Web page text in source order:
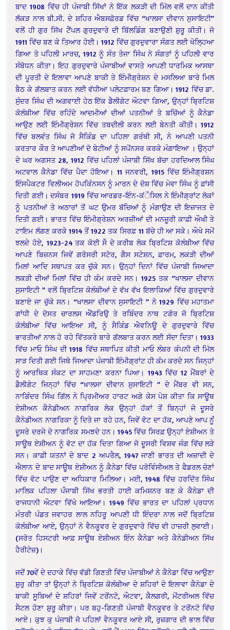
ਬਾਦ 1908 ਵਿੱਚ ਹੀ ਪੰਜਾਬੀ ਸਿੱਖਾਂ ਨੇ ਇੱਕ ਲਕੜੀ ਦੀ ਮਿੱਲ ਵਲੋਂ ਦਾਨ ਕੀਤੀ
ਲੱਕੜ ਨਾਲ ਬੀ.ਸੀ. ਦੇ ਸ਼ਹਿਰ ਐਬਸਫ਼ੋਰਡ ਵਿੱਚ “ਖਾਲਸਾ ਦੀਵਾਨ ਸੁਸਾਇਟੀ”
ਵਲੋਂ ਹੀ ਗੁਰ ਸਿੱਖ ਟੈਂਪਲ ਗੁਰਦੁਵਾਰੇ ਦੀ ਬਿੱਲਡਿੰਗ ਬਣਾਉਣੀ ਸ਼ੁਰੂ ਕੀਤੀ। ਜੋ
1911 ਵਿੱਚ ਬਣ ਕੇ ਤਿਆਰ ਹੋਈ। 1912 ਵਿੱਚ ਗੁਰਦੁਵਾਰਾ ਸੰਗਤ ਲਈ ਖੋਲ੍ਹਿਆ
ਗਿਆ ਤੇ ਪਹਿਲੀ ਮਾਰਚ, 1912 ਨੂੰ ਸੰਤ ਤੇਜਾ ਸਿੰਘ ਨੇ ਸੰਗਤਾਂ ਨੂੰ ਪਹਿਲੀ ਵਾਰ
ਸੰਬੋਧਨ ਕੀਤਾ। ਇਹ ਗੁਰਦੁਵਾਰੇ ਪੰਜਾਬੀਆਂ ਵਾਸਤੇ ਆਪਣੀ ਧਾਰਮਿਕ ਆਸਥਾ
ਦੀ ਪੂਰਤੀ ਦੇ ਇਲਾਵਾ ਆਪਣੇ ਬਾਕੀ ਤੇ ਇੰਮੀਗ੍ਰੇਸ਼ਨ ਦੇ ਮਸਲਿਆ ਬਾਰੇ ਮਿਲ
ਬੈਠ ਕੇ ਗੱਲਬਾਤ ਕਰਨ ਲਈ ਵੱਧੀਆ ਪਲੇਟਫ਼ਾਰਮ ਬਣ ਗਿਆ। 1912 ਵਿੱਚ ਡਾ.
ਸੁੰਦਰ ਸਿੰਘ ਦੀ ਅਗਵਾਈ ਹੇਠ ਇੱਕ ਡੈਲੀਗੇਟ ਔਟਵਾ ਗਿਆ, ਉਨ੍ਹਾਂ ਬ੍ਰਿਟਿਸ਼
ਕੋਲੰਬੀਆ ਵਿੱਚ ਰਹਿੰਦੇ ਆਦਮੀਆਂ ਦੀਆਂ ਪਤਨੀਆਂ ਤੇ ਬਚਿੱਆਂ ਨੂੰ ਕੈਨੇਡਾ
ਆਉਣ ਲਈ ਇੰਮੀਗ੍ਰੇਸ਼ਨ ਵਿੱਚ ਤਬਦੀਲੀ ਕਰਨ ਲਈ ਬੇਨਤੀ ਕੀਤੀ। 1912
ਵਿੱਚ ਬਲਵੰਤ ਸਿੰਘ ਜੋ ਸੈਕਿੰਡ ਦਾ ਪਹਿਲਾ ਗਰੰਥੀ ਸੀ, ਨੇ ਆਪਣੀ ਪਤਨੀ
ਕਰਤਾਰ ਕੌਰ ਤੇ ਆਪਣੀਆਂ ਦੋ ਬੇਟੀਆਂ ਨੂੰ ਸਪੋਂਨਸਰ ਕਰਕੇ ਮੰਗਾਇਆ । ਉਨ੍ਹਾਂ
ਦੇ ਘਰ ਅਗਸਤ 28, 1912 ਵਿੱਚ ਪਹਿਲਾਂ ਪੰਜਾਬੀ ਸਿੱਖ ਬੱਚਾ ਹਰਦਿਆਲ ਸਿੰਘ
ਅਟਵਾਲ ਕੈਨੇਡਾ ਵਿੱਚ ਪੈਦਾ ਹੋਇਆ। 11 ਜਨਵਰੀ, 1915 ਵਿੱਚ ਇੰਮੀਗ੍ਰਸ਼ਨ
ਇੰਸਪੈਕਟਰ ਵਿਲੀਅਮ ਹੋਪਕਿੰਨਸਨ ਨੂੰ ਮਾਰਨ ਦੇ ਦੋਸ਼ ਵਿੱਚ ਮੇਵਾ ਸਿੰਘ ਨੂੰ ਫ਼ਾਂਸੀ
ਦਿਤੀ ਗਈ। ਦਸੰਬਰ 1919 ਵਿੱਚ ਆਰਡਰ-ਇੰਨ-ਕਂੌਸਿਲ ਨੇ ਇੰਮੀਗ੍ਰਾਂਟ ਲੋਕਾਂ
ਨੂੰ ਪਤਨੀਆਂ ਤੇ ਅਠਾਰਾਂ ਤੋਂ ਘਟ ਉਮਰ ਬੱਚਿਆਂ ਨੂੰ ਮੰਗਾਉਣ ਦੀ ਇਜ਼ਾਜਤ ਦੇ
ਦਿਤੀ ਗਈ। ਭਾਰਤ ਵਿੱਚ ਇੰਮੀਗ੍ਰੇਸ਼ਨ ਅਰਜ਼ੀਆਂ ਦੀ ਮਨਜ਼ੂਰੀ ਕਾਫ਼ੀ ਔਖੀ ਤੇ
ਟਾਇਮ ਲੱਗਣ ਕਰਕੇ 1914 ਤੋਂ 1922 ਤਕ ਸਿਰਫ਼ 11 ਬੱਚੇ ਹੀ ਆ ਸਕੇ। ਔਖੇ ਸਮੇਂ
ਝਲਦੇ ਹੋਏ, 1923-24 ਤਕ ਕੋਈ ਸੌ ਦੇ ਕਰੀਬ ਲੋਕ ਬ੍ਰਿਟਿਸ਼ ਕੋਲੰਬੀਆ ਵਿੱਚ
ਆਪਣੇ ਬਿਜ਼ਨਸ ਜਿਵੇਂ ਗਰੋਸਰੀ ਸਟੋਰ, ਗੈਸ ਸਟੇਸ਼ਨ, ਫ਼ਾਰਮ, ਲਕੜੀ ਦੀਆਂ
ਮਿਲਾਂ ਆਦਿ ਸਥਾਪਤ ਕਰ ਚੁੱਕੇ ਸਨ। ਉਨ੍ਹਾਂ ਦਿਨਾਂ ਵਿੱਚ ਪੰਜਾਬੀ ਜਿਆਦਾ
ਲਕੜੀ ਦੀਆਂ ਮਿਲਾਂ ਵਿੱਚ ਹੀ ਕੰਮ ਕਰਦੇ ਸਨ। 1925 ਤਕ “ਖਾਲਸਾ ਦੀਵਾਨ
ਸੁਸਾਇਟੀ ” ਵਲੋਂ ਬ੍ਰਿਟਿਸ਼ ਕੋਲੰਬੀਆਂ ਦੇ ਵੱਖ ਵੱਖ ਇਲਾਕਿਆਂ ਵਿੱਚ ਗੁਰਦੁਵਾਰੇ
ਬਣਾਏ ਜਾ ਚੁੱਕੇ ਸਨ। “ਖਾਲਸਾ ਦੀਵਾਨ ਸੁਸਾਇਟੀ ” ਨੇ 1929 ਵਿੱਚ ਮਹਾਤਮਾ
ਗਾਂਧੀ ਦੇ ਦੋਸਤ ਚਾਰਲਸ ਐਂਡਰਿਉ ਤੇ ਰਬਿੰਦਰ ਨਾਥ ਟਗੋਰ ਜੋ ਬ੍ਰਿਟਿਸ਼
ਕੋਲੰਬੀਆ ਵਿੱਚ ਆਇਆ ਸੀ, ਨੂੰ ਸੈਕਿੰਡ ਐਵਨਿਊ ਦੇ ਗੁਰਦੁਵਾਰੇ ਵਿੱਚ
ਭਾਰਤੀਆਂ ਨਾਲ ਹੋ ਰਹੇ ਵਿੱਤਕਰੇ ਬਾਰੇ ਗੱਲਬਾਤ ਕਰਨ ਲਈ ਸੱਦਾ ਦਿਤਾ। 1933
ਵਿੱਚ ਮਾਓ ਸਿੰਘ ਦੀ 1918 ਵਿੱਚ ਸਥਾਪਿਤ ਕੀਤੀ ਮਾਓ ਲੰਬਰ ਕੰਪਨੀ ਦੀ ਮਿੱਲ
ਸਾੜ ਦਿਤੀ ਗਈ ਜਿਥੇ ਜਿਆਦਾ ਪੰਜਾਬੀ ਇੰਮੀਗ੍ਰਾਂਟ ਹੀ ਕੰਮ ਕਰਦੇ ਸਨ ਜਿਨ੍ਹਾਂ
ਨੂੰ ਆਰਥਿਕ ਸੰਕਟ ਦਾ ਸਾਹਮਣਾ ਕਰਨਾ ਪਿਆ। 1943 ਵਿੱਚ 12 ਮੈਂਬਰਾਂ ਦੇ
ਡੈਲੀਗੇਟ ਜਿਨ੍ਹਾਂ ਵਿੱਚ “ਖਾਲਸਾ ਦੀਵਾਨ ਸੁਸਾਇਟੀ ” ਦੇ ਮੈਂਬਰ ਵੀ ਸਨ,
ਨਾਗਿੰਦਰ ਸਿੰਘ ਗਿੱਲ ਨੇ ਪ੍ਰਿਮੀਅਰ ਹਾਰਟ ਅਗੇ ਕੇਸ ਪੇਸ਼ ਕੀਤਾ ਕਿ ਸਾਊਥ
ਏਸ਼ੀਅਨ ਕੈਨੇਡੀਅਨ ਨਾਗਰਿਕ ਲੋਕ ਉਨ੍ਹਾਂ ਹੱਕਾਂ ਤੋਂ ਬਿਨ੍ਹਾਂ ਜੋ ਦੂਸਰੇ
ਕੈਨੇਡੀਅਨ ਨਾਗਰਿਕਾ ਨੂੰ ਦਿਤੇ ਜਾ ਰਹੇ ਹਨ, ਜਿਵੇਂ ਵੋਟ ਦਾ ਹੱਕ, ਆਪਣੇ ਆਪ ਨੂਂੰ
ਦੂਸਰੇ ਦਰਜੇ ਦੇ ਨਾਗਰਿਕ ਸਮਝਦੇ ਹਨ। 1945 ਵਿੱਚ ਸਿਰਫ਼ ਉਨ੍ਹਾਂ ਏਸ਼ੀਅਨ ਤੇ
ਸਾਊਥ ਏਸ਼ੀਅਨ ਨੂੰ ਵੋਟ ਦਾ ਹੱਕ ਦਿਤਾ ਗਿਆ ਜੋ ਦੂਸਰੀ ਵਿਸ਼ਵ ਜੰਗ ਵਿੱਚ ਲੜੇ
ਸਨ। ਕਾਫ਼ੀ ਯਤਨਾਂ ਦੇ ਬਾਦ 2 ਅਪਰੈਲ, 1947 ਜਾਣੀ ਭਾਰਤ ਦੀ ਅਜ਼ਾਦੀ ਦੇ
ਐਲਾਨ ਦੇ ਬਾਦ ਸਾਊਥ ਏਸ਼ੀਅਨ ਨੂੰ ਕੈਨੇਡਾ ਵਿੱਚ ਪਰੋਵਿੰਸੀਅਲ ਤੇ ਫੈਡਰਲ ਚੋਣਾਂ
ਵਿੱਚ ਵੋਟ ਪਾਉਣ ਦਾ ਅਧਿਕਾਰ ਮਿਲਿਆ। ਮਈ, 1948 ਵਿੱਚ ਹਰਦਿੱਤ ਸਿੰਘ
ਮਾਲਿਕ ਪਹਿਲਾ ਪੰੰਜਾਬੀ ਸਿੱਖ ਭਰਤੀ ਹਾਈ ਕਮਿਸ਼ਨਰ ਬਣ ਕੇ ਕੈਨੇਡਾ ਦੀ
ਰਾਜਧਾਨੀ ਔਟਵਾ ਵਿੱਖੇ ਆਇਆ। 1949 ਵਿੱਚ ਭਾਰਤ ਦਾ ਪਹਿਲਾਂ ਪ੍ਰਧਾਨ
ਮੰਤਰੀ ਪੰਡਤ ਜਵਾਹਰ ਲਾਲ ਨਹਿਰੂ ਆਪਣੀ ਧੀ ਇੰਦਰਾ ਨਾਲ ਜਦੋਂ ਬ੍ਰਿਟਿਸ਼
ਕੋਲੰਬੀਆ ਆਏ, ਉਨ੍ਹਾਂ ਨੇ ਵੈਨਕੂਵਰ ਦੇ ਗੁਰਦੁਵਾਰੇ ਵਿੱਚ ਵੀ ਹਾਜ਼ਰੀ ਲੁਵਾਈ।
(ਸਰੋਤ ਹਿਸਟਰੀ ਆਫ਼ ਸਾਊਥ ਏਸ਼ੀਅਨ ਇੰਨ ਕੈਨੇਡਾ ਅਤੇ ਕੈਨੇਡੀਅਨ ਸਿੱਖ
ਹੈਰੀਟੇਜ਼)।
ਜਦੋਂ 70ਵੇਂ ਦੇ ਦਹਾਕੇ ਵਿੱਚ ਵੱਡੀ ਗਿਣਤੀ ਵਿੱਚ ਪੰਜਾਬੀਆਂ ਨੇ ਕੈਨੇਡਾ ਵਿੱਚ ਆਉਣਾ
ਸ਼ੁਰੁ ਕੀਤਾ ਤਾਂ ਉਨ੍ਹਾਂ ਨੇ ਬ੍ਰਿਟਿਸ਼ ਕੋਲੰਬੀਆ ਦੇ ਸ਼ਹਿਰਾਂ ਦੇ ਇਲਾਵਾ ਕੈਨੇਡਾ ਦੇ
ਬਾਕੀ ਸੂਬਿਆਂ ਦੇ ਸ਼ਹਿਰਾਂ ਜਿਵੇਂ ਟਰੋਂਨਟੋ, ਔਟਵਾ, ਕੈਲਗਰੀ, ਮੋਂਟਰੀਅਲ ਵਿੱਚ
ਸੈਟਲ ਹੋਣਾ ਸ਼ੁਰੂ ਕੀਤਾ। ਪਰ ਬਹੁ-ਗਿਣਤੀ ਪੰਜਾਬੀ ਵੈਨਕੂਵਰ ਤੇ ਟਰੋਂਨਟੋ ਵਿੱਚ
ਆਏ। ਕੁਝ ਕੁ ਪੰਜਾਬੀ ਜੋ ਪਹਿਲਾਂ ਵੈਨਕੂਵਰ ਆਏ ਸੀ, ਰੁਜ਼ਗਾਰ ਦੀ ਭਾਲ ਵਿੱਚ